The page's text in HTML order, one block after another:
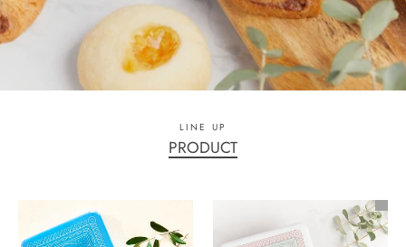
LINE UP
PRODUCT